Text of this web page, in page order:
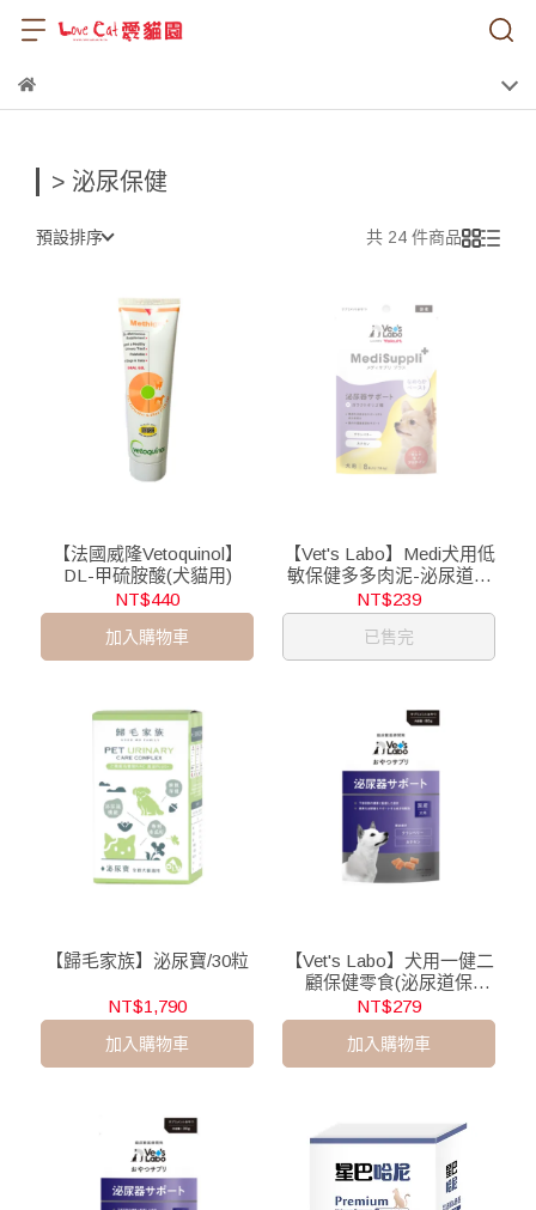
> 泌尿保健
預設排序 共 24 件商品
【法國威隆Vetoquinol】
DL-甲硫胺酸(犬貓用)
NT$440
加入購物車
【Vet's Labo】Medi犬用低
敏保健多多肉泥-泌尿道保
健/8入
NT$239
已售完
【歸毛家族】泌尿寶/30粒
NT$1,790
加入購物車
【Vet's Labo】犬用一健二
顧保健零食(泌尿道保
健)/80g
NT$279
加入購物車